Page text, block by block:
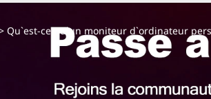
Qu`est-ce qu`un moniteur d`ordinateur